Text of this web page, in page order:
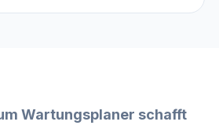
Wartungsplaner schafft